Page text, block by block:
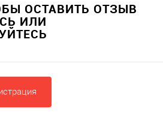
ОСТАВИТЬ ОТЗЫВ
ИЛИ